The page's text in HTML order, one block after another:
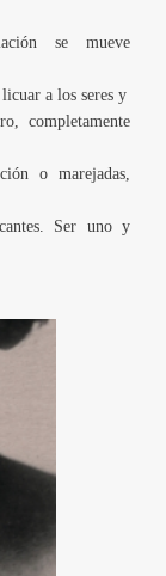
se mueve
a los seres y
completamente
o marejadas,
Ser uno y